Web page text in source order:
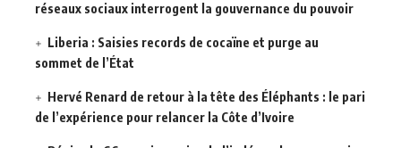
réseaux sociaux interrogent la gouvernance du pouvoir
Liberia : Saisies records de cocaïne et purge au
sommet de l’État
Hervé Renard de retour à la tête des Éléphants : le pari
de l’expérience pour relancer la Côte d’Ivoire